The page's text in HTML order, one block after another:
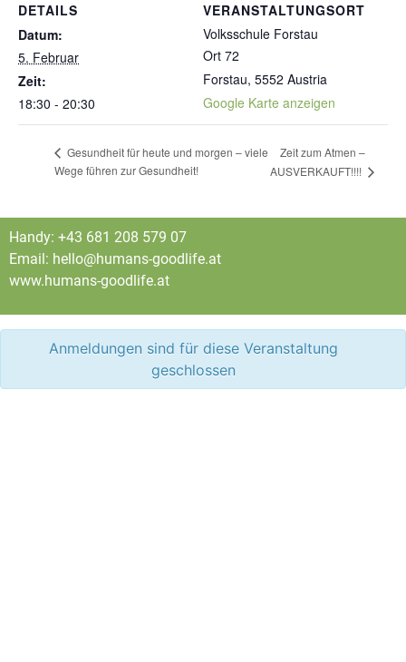
DETAILS
Datum:
5. Februar
Zeit:
18:30 - 20:30
VERANSTALTUNGSORT
Volksschule Forstau
Ort 72
Forstau, 5552 Austria
Google Karte anzeigen
Gesundheit für heute und morgen – viele
Wege führen zur Gesundheit!
Zeit zum Atmen –
AUSVERKAUFT!!!!
Handy: +43 681 208 579 07
Email: hello@humans-goodlife.at
www.humans-goodlife.at
Anmeldungen sind für diese Veranstaltung
geschlossen